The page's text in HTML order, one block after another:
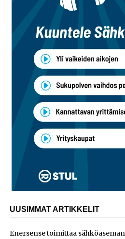
UUSIMMAT ARTIKKELIT
Enersense toimittaa